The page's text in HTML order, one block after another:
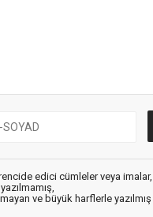
edici cümleler veya imalar,
ve büyük harflerle